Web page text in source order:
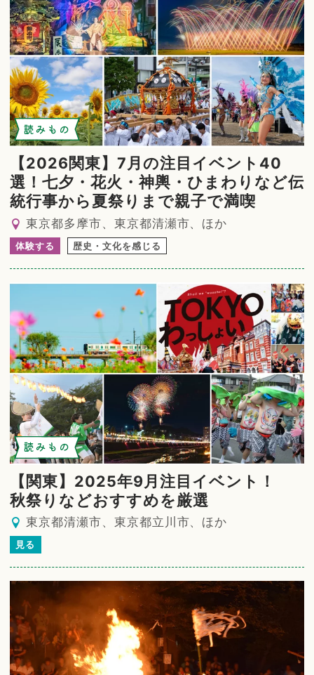
読みもの
【2026関東】7月の注目イベント40
選！七夕・花火・神輿・ひまわりなど伝
統行事から夏祭りまで親子で満喫
東京都多摩市、東京都清瀬市、ほか
体験する 歴史・文化を感じる
読みもの
【関東】2025年9月注目イベント！
秋祭りなどおすすめを厳選
東京都清瀬市、東京都立川市、ほか
見る